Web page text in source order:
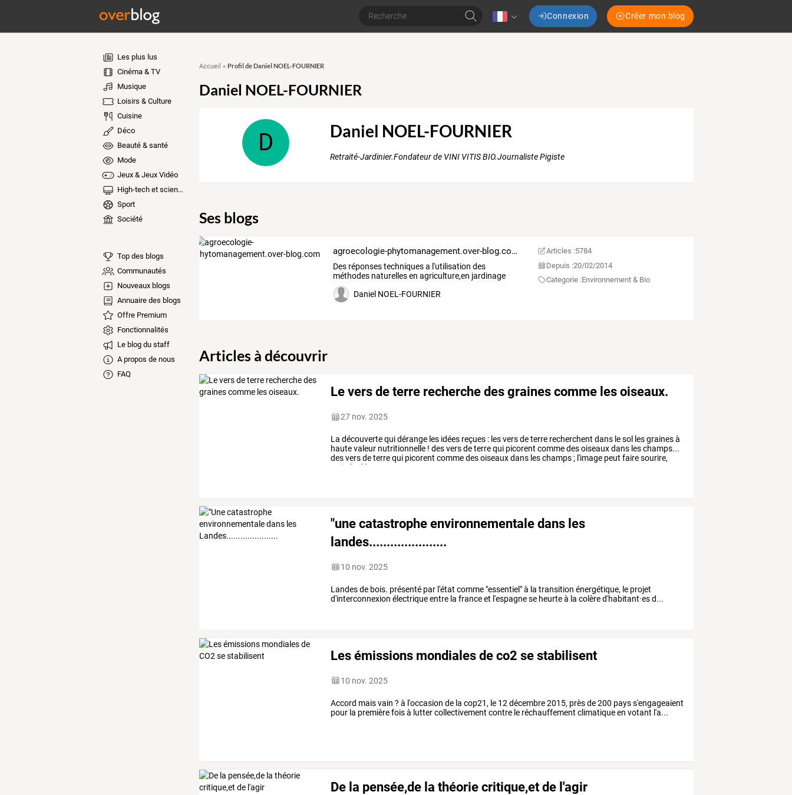
Connexion Créer mon blog
Les plus lus
Cinéma & TV
Musique
Loisirs & Culture
Cuisine
Déco
Beauté & santé
Mode
Jeux & Jeux Vidéo
High-tech et sciences
Sport
Société
Top des blogs
Communautés
Nouveaux blogs
Annuaire des blogs
Offre Premium
Fonctionnalités
Le blog du staff
A propos de nous
FAQ
Accueil » Profil de Daniel NOEL-FOURNIER
Daniel NOEL-FOURNIER
D Daniel NOEL-FOURNIER
Retraité-Jardinier.Fondateur de VINI VITIS BIO.Journaliste Pigiste
Ses blogs
agroecologie-phytomanagement.over-blog.com
Desréponsestechniquesa l'utilisation des
méthodesnaturellesen agriculture,en jardinage
.Des
Daniel NOEL-FOURNIER
Articles :5784
Depuis :20/02/2014
Categorie :Environnement & Bio
Articles à découvrir
Le vers de terre recherche des graines comme les oiseaux.
27 nov. 2025
La découvertequidérange les idées reçues : lesversdeterre recherchent dans lesol lesgrainesà
hautevaleur nutritionnelle ! desversdeterrequi picorent commedesoiseauxdans leschamps...
desversdeterrequi picorent commedesoiseauxdans leschamps; l'image peut fairesourire,
mais
la découverte
"une catastrophe environnementale dans les
landes......................
10 nov. 2025
Landes de bois. présenté par l'état comme "essentiel" à la transition énergétique, le projet
d'interconnexion électrique entre la france et l'espagne se heurte à la colère d'habitant·es d...
Les émissions mondiales de co2 se stabilisent
10 nov. 2025
Accord mais vain ? à l'occasion de la cop21, le 12 décembre 2015, près de 200 pays s'engageaient
pour la première fois à lutter collectivement contre le réchauffement climatique en votant l'a...
De la pensée,de la théorie critique,et de l'agir